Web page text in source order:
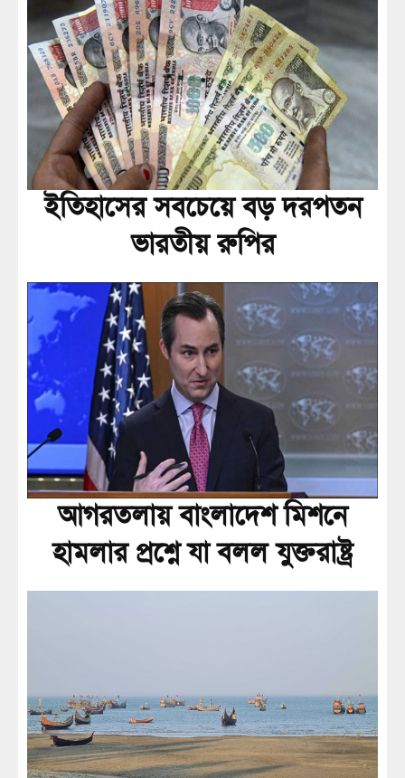
ইতিহাসের সবচেয়ে বড় দরপতন
ভারতীয় রুপির
আগরতলায় বাংলাদেশ মিশনে
হামলার প্রশ্নে যা বলল যুক্তরাষ্ট্র